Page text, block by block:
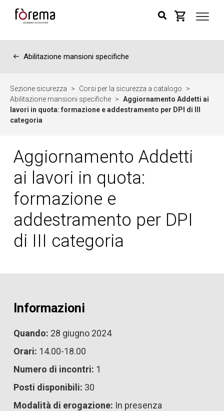
← Abilitazione mansioni specifiche
Sezione sicurezza > Corsi per la sicurezza a catalogo
>
Abilitazione mansioni specifiche > Aggiornamento Addetti ai
lavori in quota: formazione e addestramento per DPI di III
categoria
Aggiornamento Addetti
ai lavori in quota:
formazione e
addestramento per DPI
di III categoria
Informazioni
Quando: 28 giugno 2024
Orari: 14.00-18.00
Numero di incontri: 1
Posti disponibili: 30
Modalità di erogazione: In presenza